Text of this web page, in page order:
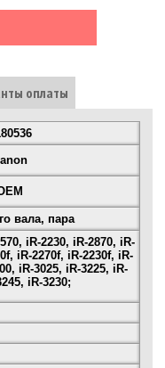
оплаты
вала, пара
iR-2230, iR-2870, iR-
iR-2270f, iR-2230f, iR-
iR-3025, iR-3225, iR-
iR-3230;